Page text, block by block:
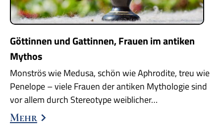
Göttinnen und Gattinnen, Frauen im antiken
Mythos
Monströs wie Medusa, schön wie Aphrodite, treu wie
Penelope – viele Frauen der antiken Mythologie sind
vor allem durch Stereotype weiblicher…
Mehr